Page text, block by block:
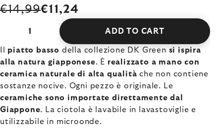
€14,99€11,24
ADD TO CART
piatto basso della collezione DK Green si ispira
alla natura giapponese. È realizzato a mano con
ceramica naturale di alta qualità che non contiene
sostanze nocive. Ogni pezzo è originale. Le
ceramiche sono importate direttamente dal
Giappone. La ciotola è lavabile in lavastoviglie e
utilizzabile in microonde.